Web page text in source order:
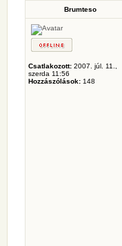
Brumteso
Csatlakozott: 2007. júl. 11.,
szerda 11:56
Hozzászólások: 148